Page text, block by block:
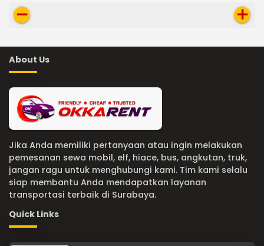
remove add
About Us
Jika Anda memiliki pertanyaan atau ingin melakukan
pemesanan sewa mobil, elf, hiace, bus, angkutan, truk,
jangan ragu untuk menghubungi kami. Tim kami selalu
siap membantu Anda mendapatkan layanan
transportasi terbaik di Surabaya.
Quick Links